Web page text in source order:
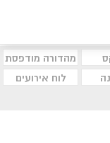
מהדורה מודפסת
לוח אירועים